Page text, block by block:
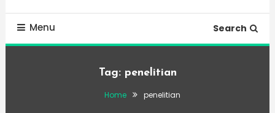
Menu Search
Tag: penelitian
Home penelitian